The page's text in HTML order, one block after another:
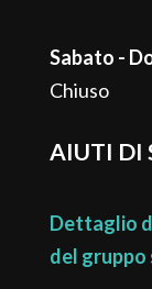
Sabato -
Chiuso
AIUTI DI
Dettaglio
del